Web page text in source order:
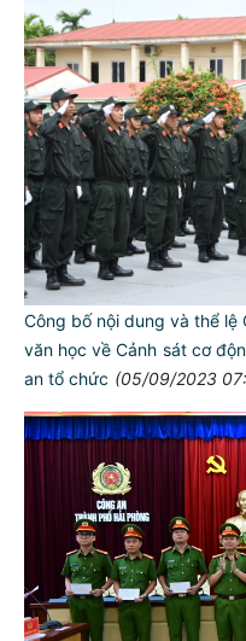
Công bố nội dung và thể lệ
văn học về Cảnh sát cơ
an tổ chức (05/09/2023